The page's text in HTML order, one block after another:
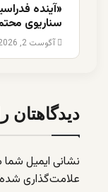
«آینده
سناریوی
آگوست 2, 2026
دیدگاهتان
نشانی ایمیل
علامت‌گذاری